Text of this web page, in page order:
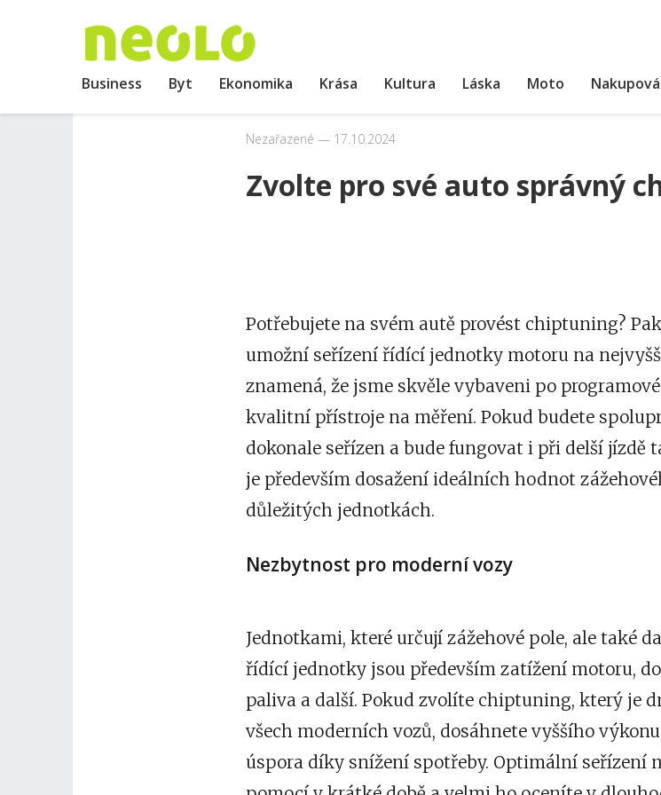
Business Byt Ekonomika Krása Kultura Láska Moto
Nezařazené 17.10.2024
Zvolte pro své auto správný
Potřebujete na svém autě provést chiptuning?
umožní seřízení řídící jednotky motoru na
znamená, že jsme skvěle vybaveni po
kvalitní přístroje na měření. Pokud budete
dokonale seřízen a bude fungovat i při delší jízdě
je především dosažení ideálních hodnot
důležitých jednotkách.
Nezbytnost pro moderní vozy
Jednotkami, které určují zážehové pole, ale také
řídící jednotky jsou především zatížení motoru,
paliva a další. Pokud zvolíte chiptuning, který je
všech moderních vozů, dosáhnete vyššího
úspora díky snížení spotřeby. Optimální seřízení